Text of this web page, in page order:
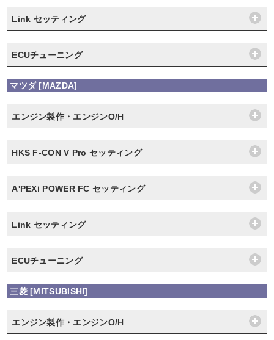
Link セッティング
ECUチューニング
マツダ [MAZDA]
エンジン製作・エンジンO/H
HKS F-CON V Pro セッティング
A'PEXi POWER FC セッティング
Link セッティング
ECUチューニング
三菱 [MITSUBISHI]
エンジン製作・エンジンO/H